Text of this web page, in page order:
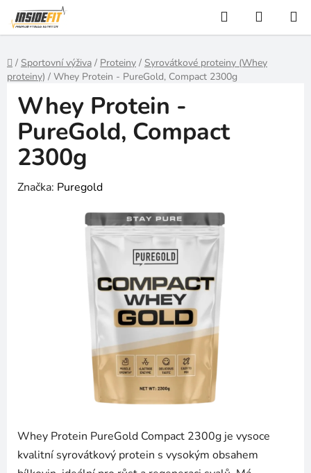
Přejít
na
obsah
Hledat
KOŠÍK
Domů
/ Sportovní výživa / Proteiny / Syrovátkové proteiny (Whey
proteiny) / Whey Protein - PureGold, Compact 2300g
Whey Protein PureGold Compact 2300g je vysoce
kvalitní syrovátkový protein s vysokým obsahem
Whey Protein -
PureGold, Compact
2300g
Značka: Puregold